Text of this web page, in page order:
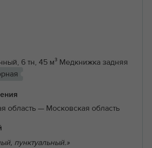
6 тн, 45 м³ Медкнижка задняя
область — Московская область
пунктуальный.»